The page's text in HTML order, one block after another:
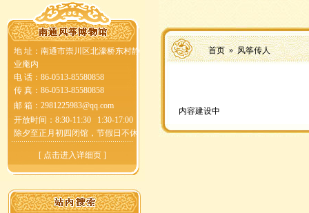
地 址：南通市崇川区北濠桥东村静
业庵内
电 话：86-0513-85580858
传 真：86-0513-85580858
邮 箱： 2981225983@qq.com
开放时间：8:30-11:30 1:30-17:00
除夕至正月初四闭馆，节假日不休
[ 点击进入详细页 ]
首页 »风筝传人
内容建设中